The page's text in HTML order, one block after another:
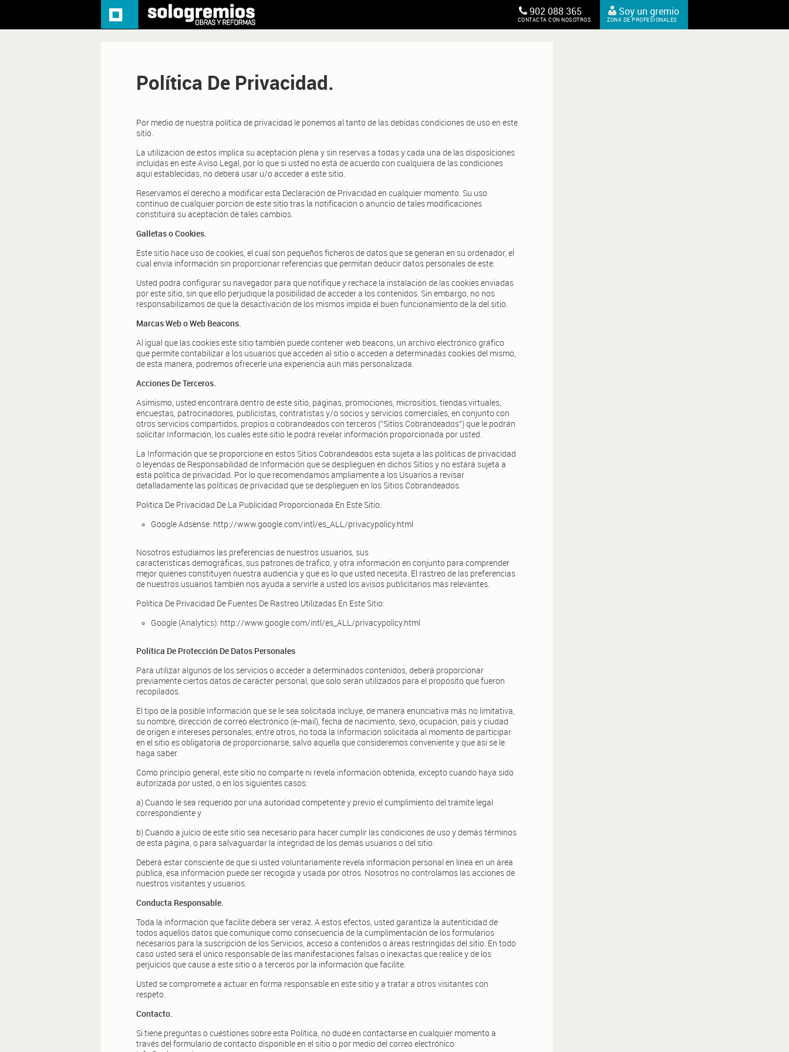
902 088 365
CONTACTA CON NOSOTROS
Soy un gremio
ZONA DE PROFESIONALES
Política De Privacidad.
Por medio de nuestra política de privacidad le ponemos al tanto de las debidas condiciones de uso en este
sitio.
La utilización de estos implica su aceptación plena y sin reservas a todas y cada una de las disposiciones
incluidas en este Aviso Legal, por lo que si usted no está de acuerdo con cualquiera de las condiciones
aquí establecidas, no deberá usar u/o acceder a este sitio.
Reservamos el derecho a modificar esta Declaración de Privacidad en cualquier momento. Su uso
continuo de cualquier porción de este sitio tras la notificación o anuncio de tales modificaciones
constituirá su aceptación de tales cambios.
Galletas o Cookies.
Este sitio hace uso de cookies, el cual son pequeños ficheros de datos que se generan en su ordenador, el
cual envía información sin proporcionar referencias que permitan deducir datos personales de este.
Usted podrá configurar su navegador para que notifique y rechace la instalación de las cookies enviadas
por este sitio, sin que ello perjudique la posibilidad de acceder a los contenidos. Sin embargo, no nos
responsabilizamos de que la desactivación de los mismos impida el buen funcionamiento de la del sitio.
Marcas Web o Web Beacons.
Al igual que las cookies este sitio también puede contener web beacons, un archivo electrónico gráfico
que permite contabilizar a los usuarios que acceden al sitio o acceden a determinadas cookies del mismo,
de esta manera, podremos ofrecerle una experiencia aún más personalizada.
Acciones De Terceros.
Asimismo, usted encontrará dentro de este sitio, páginas, promociones, micrositios, tiendas virtuales,
encuestas, patrocinadores, publicistas, contratistas y/o socios y servicios comerciales, en conjunto con
otros servicios compartidos, propios o cobrandeados con terceros ("Sitios Cobrandeados") que le podrán
solicitar Información, los cuales este sitio le podrá revelar información proporcionada por usted.
La Información que se proporcione en estos Sitios Cobrandeados esta sujeta a las políticas de privacidad
o leyendas de Responsabilidad de Información que se desplieguen en dichos Sitios y no estará sujeta a
esta política de privacidad. Por lo que recomendamos ampliamente a los Usuarios a revisar
detalladamente las políticas de privacidad que se desplieguen en los Sitios Cobrandeados.
Política De Privacidad De La Publicidad Proporcionada En Este Sitio:
Google Adsense: http://www.google.com/intl/es_ALL/privacypolicy.html
Nosotros estudiamos las preferencias de nuestros usuarios, sus
características demográficas, sus patrones de tráfico, y otra información en conjunto para comprender
mejor quiénes constituyen nuestra audiencia y qué es lo que usted necesita. El rastreo de las preferencias
de nuestros usuarios también nos ayuda a servirle a usted los avisos publicitarios más relevantes.
Política De Privacidad De Fuentes De Rastreo Utilizadas En Este Sitio:
Google (Analytics): http://www.google.com/intl/es_ALL/privacypolicy.html
Política De Protección De Datos Personales
Para utilizar algunos de los servicios o acceder a determinados contenidos, deberá proporcionar
previamente ciertos datos de carácter personal, que solo serán utilizados para el propósito que fueron
recopilados.
El tipo de la posible Información que se le sea solicitada incluye, de manera enunciativa más no limitativa,
su nombre, dirección de correo electrónico (e-mail), fecha de nacimiento, sexo, ocupación, país y ciudad
de origen e intereses personales, entre otros, no toda la Información solicitada al momento de participar
en el sitio es obligatoria de proporcionarse, salvo aquella que consideremos conveniente y que así se le
haga saber.
Cómo principio general, este sitio no comparte ni revela información obtenida, excepto cuando haya sido
autorizada por usted, o en los siguientes casos:
a) Cuando le sea requerido por una autoridad competente y previo el cumplimiento del trámite legal
correspondiente y
b) Cuando a juicio de este sitio sea necesario para hacer cumplir las condiciones de uso y demás términos
de esta página, o para salvaguardar la integridad de los demás usuarios o del sitio.
Deberá estar consciente de que si usted voluntariamente revela información personal en línea en un área
pública, esa información puede ser recogida y usada por otros. Nosotros no controlamos las acciones de
nuestros visitantes y usuarios.
Conducta Responsable.
Toda la información que facilite deberá ser veraz. A estos efectos, usted garantiza la autenticidad de
todos aquellos datos que comunique como consecuencia de la cumplimentación de los formularios
necesarios para la suscripción de los Servicios, acceso a contenidos o áreas restringidas del sitio. En todo
caso usted será el único responsable de las manifestaciones falsas o inexactas que realice y de los
perjuicios que cause a este sitio o a terceros por la información que facilite.
Usted se compromete a actuar en forma responsable en este sitio y a tratar a otros visitantes con
respeto.
Contacto.
Si tiene preguntas o cuestiones sobre esta Política, no dude en contactarse en cualquier momento a
través del formulario de contacto disponible en el sitio o por medio del correo electrónico